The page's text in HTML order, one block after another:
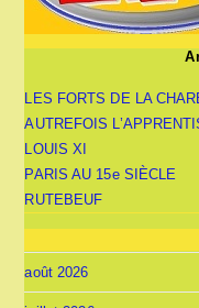
LES FORTS DE LA
AUTREFOIS
LOUIS XI
PARIS AU 15e SIÈCLE
RUTEBEUF
août 2026